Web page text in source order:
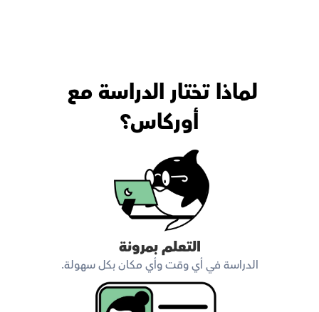
أوركاس؟
التعلم بمرونة
الدراسة في أي وقت وأي مكان بكل سهولة.